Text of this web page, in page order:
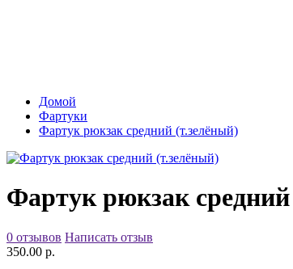
Домой
Фартуки
Фартук рюкзак средний (т.зелёный)
Фартук рюкзак
0 отзывов Написать отзыв
350.00 р.